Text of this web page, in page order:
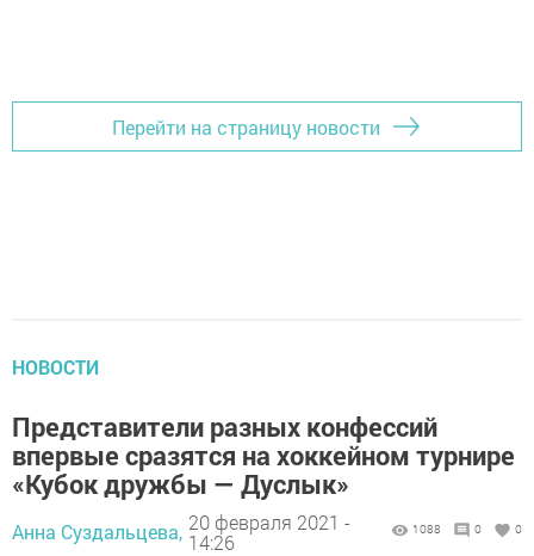
Перейти на страницу новости
НОВОСТИ
Представители разных конфессий
впервые сразятся на хоккейном турнире
«Кубок дружбы — Дуслык»
Анна Суздальцева, 20 февраля 2021 -
14:26
1088 0 0